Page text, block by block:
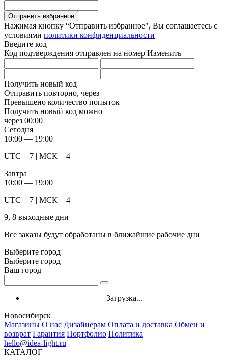
Отправить избранное
Нажимая кнопку “Отправить избранное", Вы соглашаетесь c
условиями политики конфиденциальности
Введите код
Код подтверждения отправлен на номер Изменить
Получить новый код
Отправить повторно, через
Превышено количество попыток
Получить новый код можно
через 00:00
Сегодня
10:00 — 19:00
UTC + 7 | МСК + 4
Завтра
10:00 — 19:00
UTC + 7 | МСК + 4
9, 8 выходные дни
Все заказы будут обработаны в ближайшие рабочие дни
Выберите город
Выберите город
Ваш город
Загрузка...
Новосибирск
Магазины О нас Дизайнерам Оплата и доставка Обмен и
возврат Гарантия Портфолио Политика
hello@idea-light.ru
КАТАЛОГ